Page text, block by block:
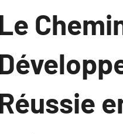
Le
Réussie